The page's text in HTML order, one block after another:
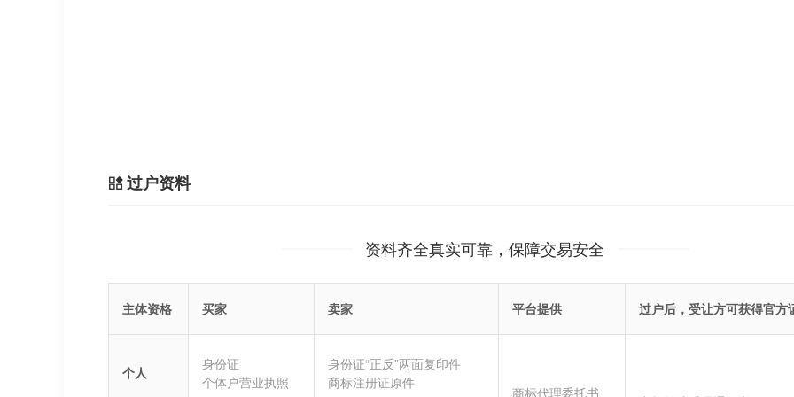
过户资料
资料齐全真实可靠，保障交易安全
主体资格 买家 卖家 平台提供 过户后，受让方可获得官方
个人
身份证
个体户营业执照
身份证“正反”两面复印件
商标注册证原件
商标代理委托书